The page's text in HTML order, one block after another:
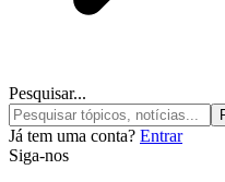
Pesquisar...
Já tem uma conta? Entrar
Siga-nos